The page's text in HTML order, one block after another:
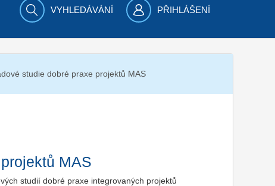
VYHLEDÁVÁNÍ PŘIHLÁŠENÍ
studie dobré praxe projektů MAS
MAS
studií dobré praxe integrovaných projektů